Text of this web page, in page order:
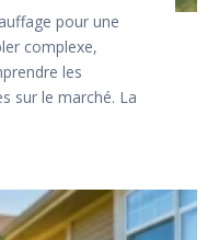
pour une
complexe,
les
sur le marché. La